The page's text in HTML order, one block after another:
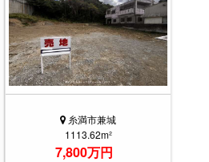
糸満市兼城
1113.62m²
7,800万円